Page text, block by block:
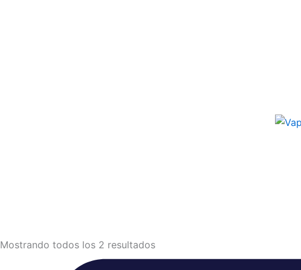
Mostrando todos los 2 resultados